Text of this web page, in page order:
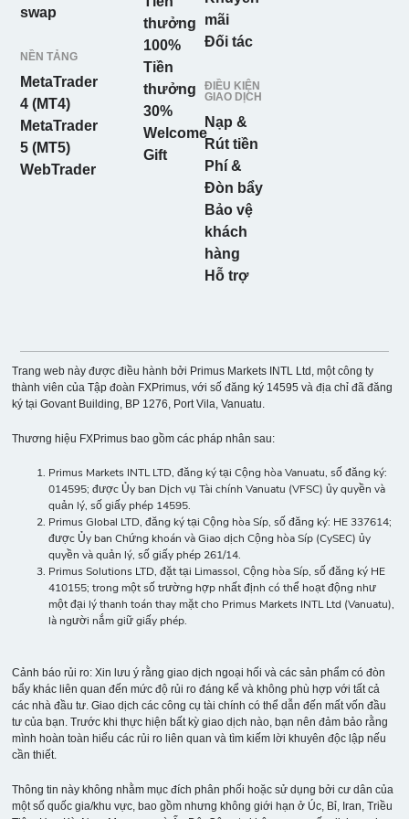
swap
NỀN TẢNG
MetaTrader
4 (MT4)
MetaTrader
5 (MT5)
WebTrader
thưởng
100%
Tiền
thưởng
30%
Welcome
Gift
mãi
Đối tác
ĐIỀU KIỆN
GIAO DỊCH
Nạp &
Rút tiền
Phí &
Đòn bẩy
Bảo vệ
khách
hàng
Hỗ trợ
Trang web này được điều hành bởi Primus Markets INTL Ltd, một công ty
thành viên của Tập đoàn FXPrimus, với số đăng ký 14595 và địa chỉ đã đăng
ký tại Govant Building, BP 1276, Port Vila, Vanuatu.
Thương hiệu FXPrimus bao gồm các pháp nhân sau:
Primus Markets INTL LTD, đăng ký tại Cộng hòa Vanuatu, số đăng ký:
014595; được Ủy ban Dịch vụ Tài chính Vanuatu (VFSC) ủy quyền và
quản lý, số giấy phép 14595.
Primus Global LTD, đăng ký tại Cộng hòa Síp, số đăng ký: HE 337614;
được Ủy ban Chứng khoán và Giao dịch Cộng hòa Síp (CySEC) ủy
quyền và quản lý, số giấy phép 261/14.
Primus Solutions LTD, đặt tại Limassol, Cộng hòa Síp, số đăng ký HE
410155; trong một số trường hợp nhất định có thể hoạt động như
một đại lý thanh toán thay mặt cho Primus Markets INTL Ltd (Vanuatu),
là người nắm giữ giấy phép.
Cảnh báo rủi ro: Xin lưu ý rằng giao dịch ngoại hối và các sản phẩm có đòn
bẩy khác liên quan đến mức độ rủi ro đáng kể và không phù hợp với tất cả
các nhà đầu tư. Giao dịch các công cụ tài chính có thể dẫn đến mất vốn đầu
tư của bạn. Trước khi thực hiện bất kỳ giao dịch nào, bạn nên đảm bảo rằng
mình hoàn toàn hiểu các rủi ro liên quan và tìm kiếm lời khuyên độc lập nếu
cần thiết.
Thông tin này không nhằm mục đích phân phối hoặc sử dụng bởi cư dân của
một số quốc gia/khu vực, bao gồm nhưng không giới hạn ở Úc, Bỉ, Iran, Triều